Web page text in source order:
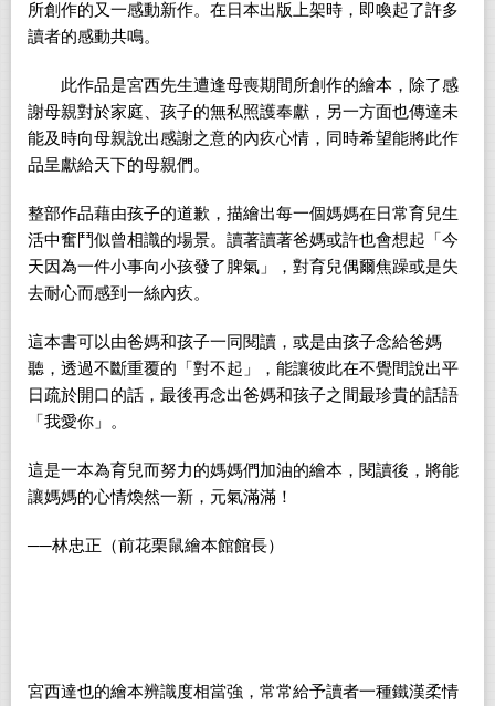
所創作的又一感動新作。在日本出版上架時，即喚起了許多
讀者的感動共鳴。
此作品是宮西先生遭逢母喪期間所創作的繪本，除了感
謝母親對於家庭、孩子的無私照護奉獻，另一方面也傳達未
能及時向母親說出感謝之意的內疚心情，同時希望能將此作
品呈獻給天下的母親們。
整部作品藉由孩子的道歉，描繪出每一個媽媽在日常育兒生
活中奮鬥似曾相識的場景。讀著讀著爸媽或許也會想起「今
天因為一件小事向小孩發了脾氣」，對育兒偶爾焦躁或是失
去耐心而感到一絲內疚。
這本書可以由爸媽和孩子一同閱讀，或是由孩子念給爸媽
聽，透過不斷重覆的「對不起」，能讓彼此在不覺間說出平
日疏於開口的話，最後再念出爸媽和孩子之間最珍貴的話語
「我愛你」。
這是一本為育兒而努力的媽媽們加油的繪本，閱讀後，將能
讓媽媽的心情煥然一新，元氣滿滿！
──林忠正（前花栗鼠繪本館館長）
宮西達也的繪本辨識度相當強，常常給予讀者一種鐵漢柔情